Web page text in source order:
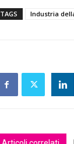
TAGS Industria